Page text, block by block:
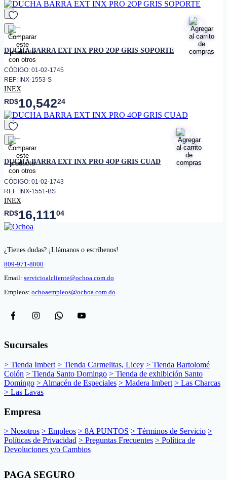
favorito
DUCHA BARRA EXT INX PRO 2OP GRIS SOPORTE
CÓDIGO: 01-02-1745
REF: INX-1553-S
INEX
RD$10,54224
favorito
DUCHA BARRA EXT INX PRO 4OP GRIS CUAD
CÓDIGO: 01-02-1743
REF: INX-1551-BS
INEX
RD$16,11104
¿Tienes dudas? ¡Llámanos o escríbenos!
809-971-8000
Email: servicioalcliente@ochoa.com.do
Empleos: ochoaempleos@ochoa.com.do
Sucursales
> Tienda Imbert > Tienda Carmelitas, Licey > Tienda Bartolomé
Colón > Tienda Santo Domingo > Tienda de exhibición Santo
Domingo > Almacén de Especiales > Madera Imbert > Las Charcas
> Las Lavas
Empresa
> Nosotros > Empleos > 8A PUNTOS > Términos de Servicio >
Políticas de Privacidad > Preguntas Frecuentes > Política de
Devoluciones y/o Cambios
PAGA SEGURO